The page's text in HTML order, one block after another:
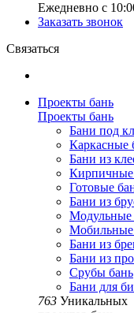
Ежедневно с
Заказать звонок
Связаться
Проекты бань
Проекты бань
Бани под
Каркасные
Бани из
Кирпичные
Готовые
Бани из
Модульные
Мобильные
Бани из
Бани из
Срубы бань
Бани для
763 Уникальных